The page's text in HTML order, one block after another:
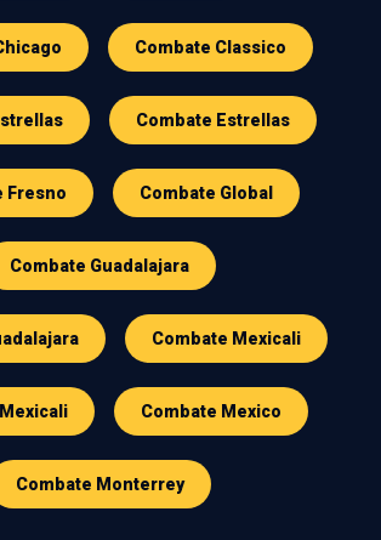
Combate Classico
Combate Estrellas
Fresno Combate Global
Combate Guadalajara
Combate Mexicali
Combate Mexico
Combate Monterrey